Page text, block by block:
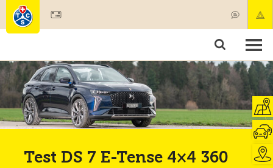
Societariato & prestazioni
Test, sicurezza & salute
Test DS 7 E-Tense 4×4 360